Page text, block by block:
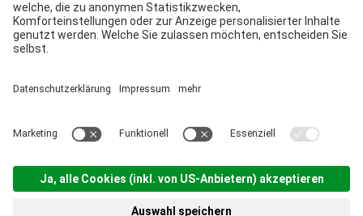
Bayern Tourist GmbH (BTG) Sitemap
Impressum
Datenschutzerklärung
Cookie-Einstellungen produced by